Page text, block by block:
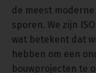
de meest
sporen. We zijn
wat betekent dat
hebben om een
bouwprojecten te